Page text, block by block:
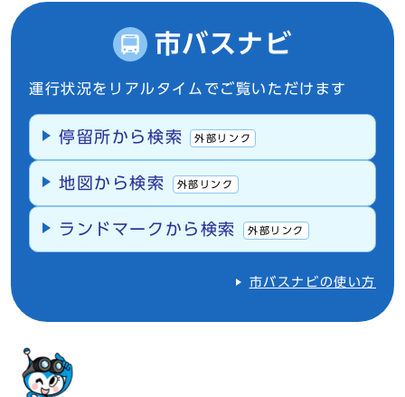
市バスナビ
運行状況をリアルタイムでご覧いただけます
停留所から検索 外部リンク
地図から検索 外部リンク
ランドマークから検索 外部リンク
市バスナビの使い方